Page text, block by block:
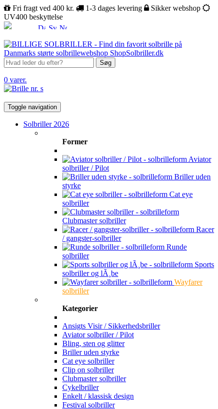
Fri fragt ved 400 kr. 1-3 dages levering
Sikker webshop
UV400 beskyttelse
Søg
0 varer.
Toggle navigation
Solbriller 2026
Former
Aviator
solbriller / Pilot
Briller uden
styrke
Cat eye
solbriller
Clubmaster solbriller
Racer
/ gangster-solbriller
Runde
solbriller
Sports
solbriller og lÃ¸be
Wayfarer
solbriller
Kategorier
Ansigts Visir / Sikkerhedsbriller
Aviator solbriller / Pilot
Bling, sten og glitter
Briller uden styrke
Cat eye solbriller
Clip on solbriller
Clubmaster solbriller
Cykelbriller
Enkelt / klassisk design
Festival solbriller